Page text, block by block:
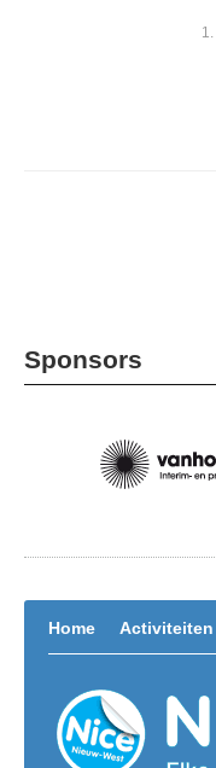
Sponsors
Home Activiteiten